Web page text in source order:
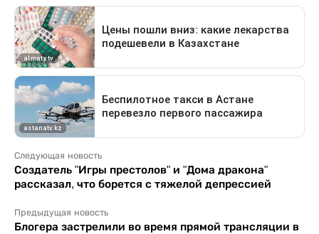
Следующая новость
Создатель "Игры престолов" и "Дома дракона"
рассказал, что борется с тяжелой депрессией
Предыдущая новость
Блогера застрелили во время прямой трансляции в